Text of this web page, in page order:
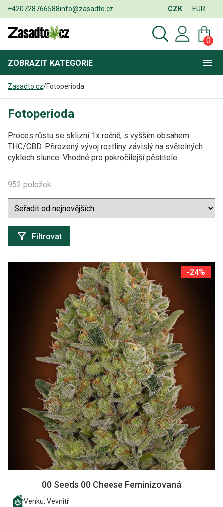
+420728766588info@zasadto.cz CZK EUR
0
ZOBRAZIT KATEGORIE
Zasadto.cz/Fotoperioda
Fotoperioda
Proces růstu se sklizní 1x ročně, s vyšším obsahem
THC/CBD. Přirozený vývoj rostliny závislý na světelných
cyklech slunce. Vhodné pro pokročilejší pěstitele.
952 položek
Filtrovat
-24%
00 Seeds 00 Cheese Feminizovaná
Venku, Vevnitř